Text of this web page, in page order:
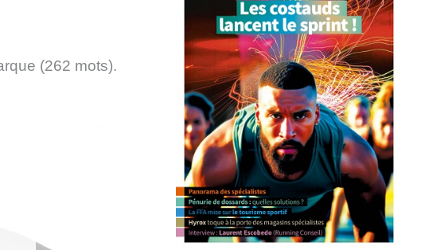
(262 mots).